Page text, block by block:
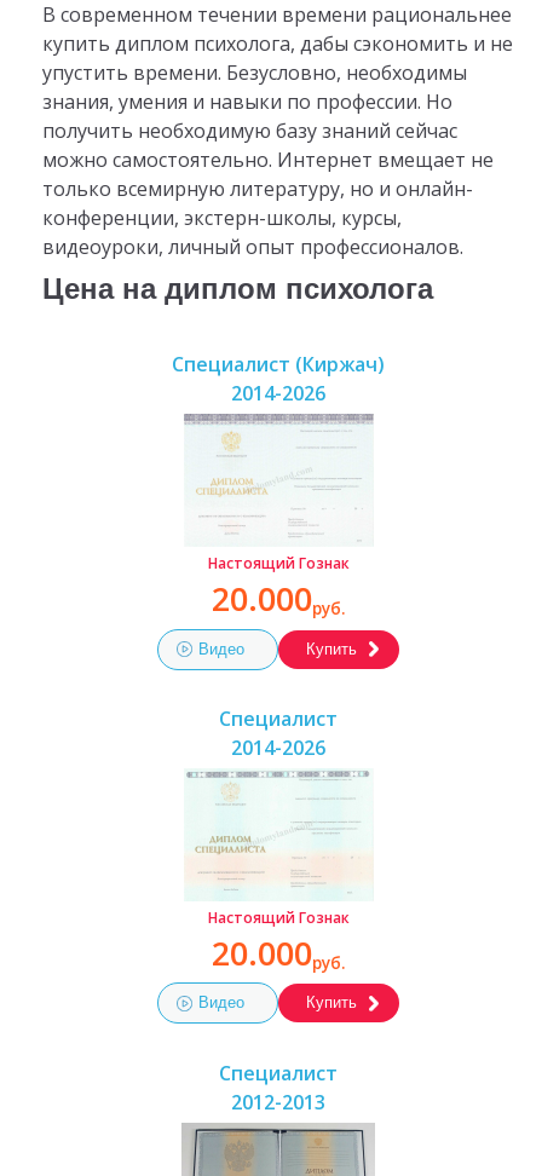
В современном течении времени рациональнее
купить диплом психолога, дабы сэкономить и не
упустить времени. Безусловно, необходимы
знания, умения и навыки по профессии. Но
получить необходимую базу знаний сейчас
можно самостоятельно. Интернет вмещает не
только всемирную литературу, но и онлайн-
конференции, экстерн-школы, курсы,
видеоуроки, личный опыт профессионалов.
Цена на диплом психолога
Специалист (Киржач)
2014-2026
Настоящий Гознак
20.000руб.
Видео Купить
Специалист
2014-2026
Настоящий Гознак
20.000руб.
Видео Купить
Специалист
2012-2013